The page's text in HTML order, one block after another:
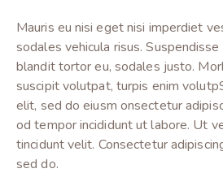
Mauris eu nisi eget nisi imperdiet
sodales vehicula risus.
blandit tortor eu, sodales justo.
suscipit volutpat, turpis enim
elit, sed do eiusm onsectetur
od tempor incididunt ut labore. Ut
tincidunt velit. Consectetur
sed do.